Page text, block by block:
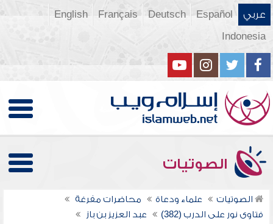
عربي Español
Deutsch
Français
English
Indonesia
الصوتيات
الصوتيات علماء ودعاة
محاضرات مفرغة
فتاوى نور على الدرب (382)
عبد العزيز بن باز